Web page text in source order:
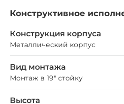
Конструктивное
Конструкция корпуса
Металлический корпус
Вид монтажа
Монтаж в 19" стойку
Высота